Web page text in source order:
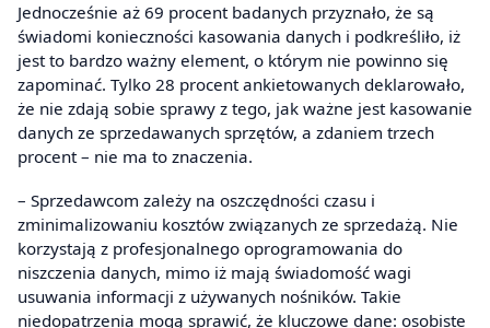
Jednocześnie aż 69 procent badanych przyznało, że są
świadomi konieczności kasowania danych i podkreśliło, iż
jest to bardzo ważny element, o którym nie powinno się
zapominać. Tylko 28 procent ankietowanych deklarowało,
że nie zdają sobie sprawy z tego, jak ważne jest kasowanie
danych ze sprzedawanych sprzętów, a zdaniem trzech
procent – nie ma to znaczenia.
– Sprzedawcom zależy na oszczędności czasu i
zminimalizowaniu kosztów związanych ze sprzedażą. Nie
korzystają z profesjonalnego oprogramowania do
niszczenia danych, mimo iż mają świadomość wagi
usuwania informacji z używanych nośników. Takie
niedopatrzenia mogą sprawić, że kluczowe dane: osobiste